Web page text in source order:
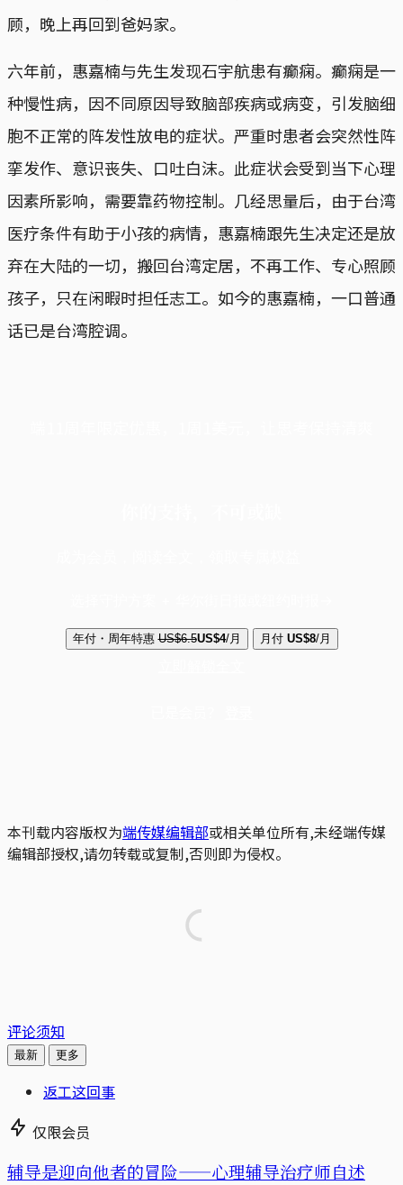
顾，晚上再回到爸妈家。
六年前，惠嘉楠与先生发现石宇航患有癫痫。癫痫是一
种慢性病，因不同原因导致脑部疾病或病变，引发脑细
胞不正常的阵发性放电的症状。严重时患者会突然性阵
挛发作、意识丧失、口吐白沫。此症状会受到当下心理
因素所影响，需要靠药物控制。几经思量后，由于台湾
医疗条件有助于小孩的病情，惠嘉楠跟先生决定还是放
弃在大陆的一切，搬回台湾定居，不再工作、专心照顾
孩子，只在闲暇时担任志工。如今的惠嘉楠，一口普通
话已是台湾腔调。
年付・周年特惠 US$6.5US$4/月 月付 US$8/月
本刊载内容版权为端传媒编辑部或相关单位所有,未经端传媒
编辑部授权,请勿转载或复制,否则即为侵权。
评论须知
最新 更多
返工这回事
仅限会员
辅导是迎向他者的冒险——心理辅导治疗师自述